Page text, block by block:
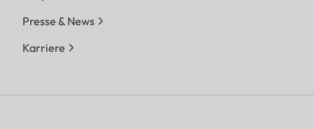
Presse & News
Karriere